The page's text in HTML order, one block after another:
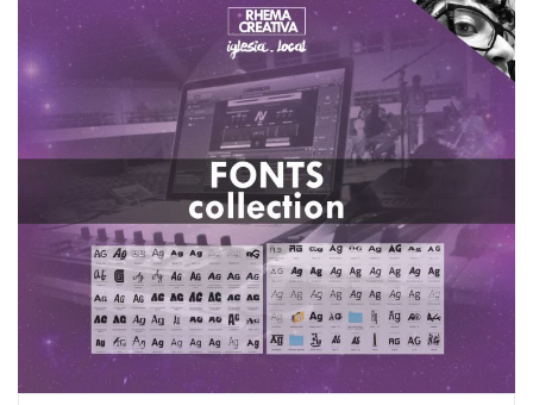
AÑADIR AL PEDIDO
ITEM PRICE: $0.00